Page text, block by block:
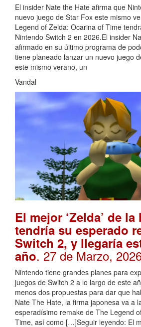
El insider Nate the Hate afirma que
nuevo juego de Star Fox este mismo
Legend of Zelda: Ocarina of Time
Nintendo Switch 2 en 2026.El insider
afirmado en su último programa de
tiene planeado lanzar un nuevo juego
este mismo verano, un
Vandal
El mejor ‘Zelda’ de
tendría su esperado
Switch 2, y llegaría
año. 27 de Marzo,
Nintendo tiene grandes planes para
juegos de Switch 2 a lo largo de este
menos dos propuestas para dar que
Nate The Hate, la firma japonesa va a
esperadísimo remake de The Legend
Time, así como […]Seguir leyendo: El